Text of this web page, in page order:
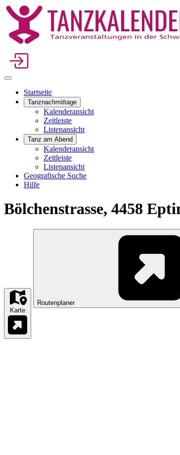
Startseite
Tanznachmittage
Kalenderansicht
Zeitleiste
Listenansicht
Tanz am Abend
Kalenderansicht
Zeitleiste
Listenansicht
Geografische Suche
Hilfe
Bölchenstrasse, 4458
Karte
Routenplaner